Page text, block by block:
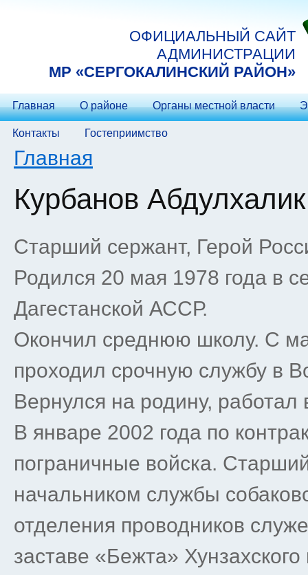
ОФИЦИАЛЬНЫЙ САЙТ
АДМИНИСТРАЦИИ
МP «СЕРГОКАЛИНСКИЙ РАЙОН»
Главная О районе Органы местной власти
Контакты Гостеприимство
Вы здесь
Главная
Курбанов
Старший сержант, Герой
Родился 20 мая 1978 года в
Дагестанской АССР.
Окончил среднюю школу. С
проходил срочную службу в
Вернулся на родину,
В январе 2002 года по
пограничные войска.
начальником службы
отделения проводников
заставе «Бежта»